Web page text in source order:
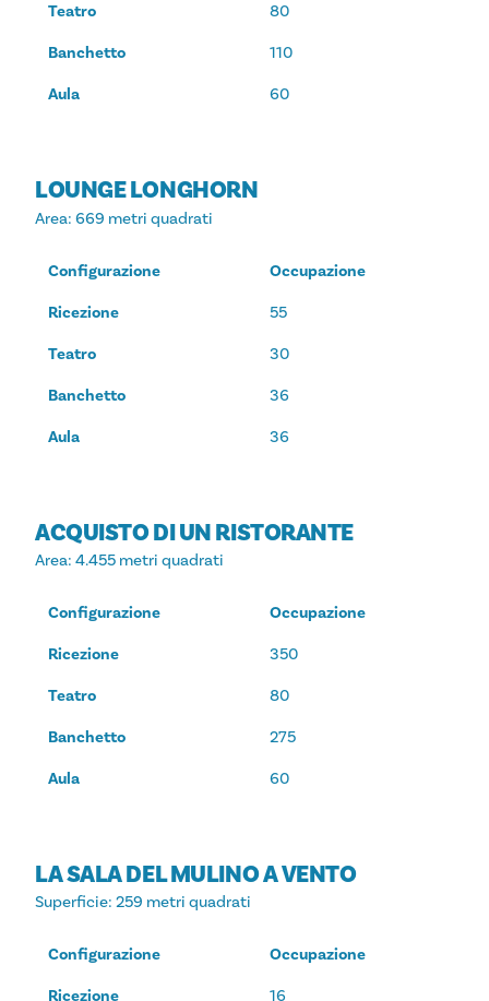
Teatro
80
Banchetto
110
Aula
60
LOUNGE LONGHORN
Area: 669 metri quadrati
Configurazione
Occupazione
Ricezione
55
Teatro
30
Banchetto
36
Aula
36
ACQUISTO DI UN RISTORANTE
Area: 4.455 metri quadrati
Configurazione
Occupazione
Ricezione
350
Teatro
80
Banchetto
275
Aula
60
LA SALA DEL MULINO A VENTO
Superficie: 259 metri quadrati
Configurazione
Occupazione
Ricezione
16